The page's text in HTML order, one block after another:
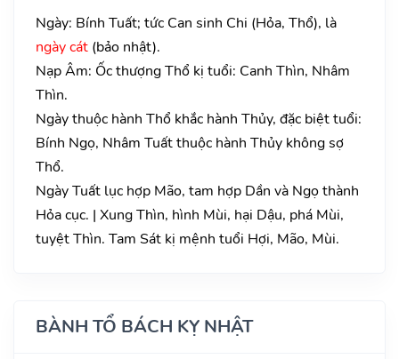
Ngày: Bính Tuất; tức Can sinh Chi (Hỏa, Thổ), là
ngày cát (bảo nhật).
Nạp Âm: Ốc thượng Thổ kị tuổi: Canh Thìn, Nhâm
Thìn.
Ngày thuộc hành Thổ khắc hành Thủy, đặc biệt tuổi:
Bính Ngọ, Nhâm Tuất thuộc hành Thủy không sợ
Thổ.
Ngày Tuất lục hợp Mão, tam hợp Dần và Ngọ thành
Hỏa cục. | Xung Thìn, hình Mùi, hại Dậu, phá Mùi,
tuyệt Thìn. Tam Sát kị mệnh tuổi Hợi, Mão, Mùi.
BÀNH TỔ BÁCH KỴ NHẬT